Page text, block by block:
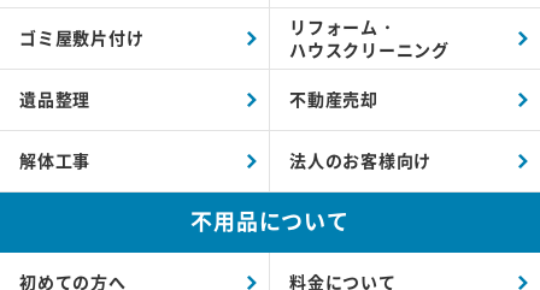
ゴミ屋敷片付け
リフォーム・
ハウスクリーニング
遺品整理 不動産売却
解体工事 法人のお客様向け
不用品について
初めての方へ 料金について